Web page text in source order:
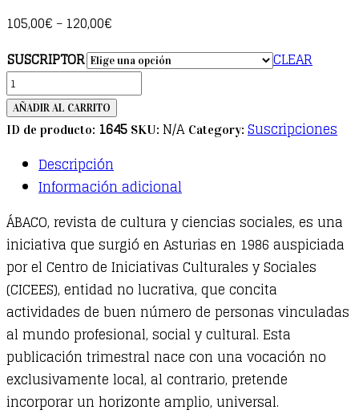
105,00€ – 120,00€
SUSCRIPTOR
CLEAR
Suscripción
anual
revista
Internacional
quantity
AÑADIR AL CARRITO
ID de producto: 1645 SKU: N/A Category: Suscripciones
Descripción
Información adicional
ÁBACO, revista de cultura y ciencias sociales, es una
iniciativa que surgió en Asturias en 1986 auspiciada
por el Centro de Iniciativas Culturales y Sociales
(CICEES), entidad no lucrativa, que concita
actividades de buen número de personas vinculadas
al mundo profesional, social y cultural. Esta
publicación trimestral nace con una vocación no
exclusivamente local, al contrario, pretende
incorporar un horizonte amplio, universal.